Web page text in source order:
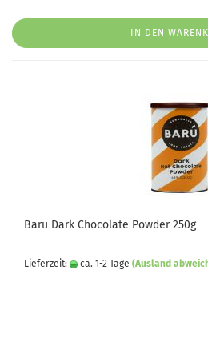
IN DEN
Baru Dark Chocolate Powder 250g
Lieferzeit: ca. 1-2 Tage (Ausland